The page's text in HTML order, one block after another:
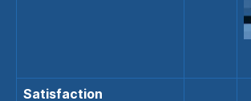
Satisfaction